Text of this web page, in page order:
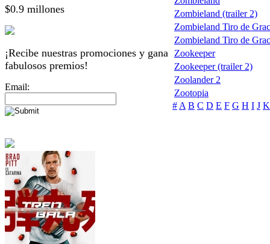
$0.9 millones
¡Recibe nuestras promociones y gana
fabulosos premios!
Email:
Zombieland (trailer 2)
Zombieland Tiro de
Zombieland Tiro de
Zookeeper
Zookeeper (trailer 2)
Zoolander 2
Zootopia
# A B C D E F G H I J K